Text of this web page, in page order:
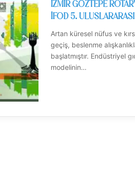
İZMİR GÖZTEPE
İFOD 5.
Artan küresel nüfus ve
geçiş, beslenme
başlatmıştır. Endüstriyel
modelinin…